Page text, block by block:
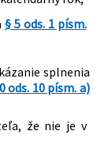
§ 5 ods. 1 písm.
splnenia
ods. 10 písm. a)
že nie je v